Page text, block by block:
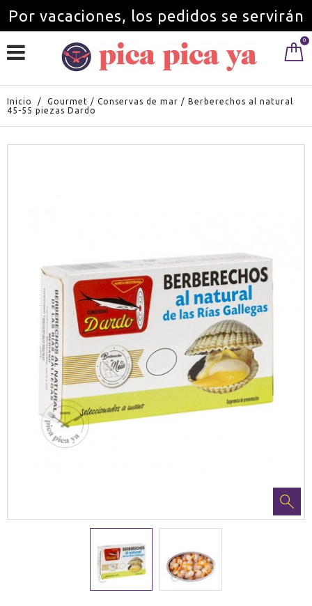
Por vacaciones, los pedidos se servirán
a partir del 1 de septiembre.
0
Inicio / Gourmet / Conservas de mar / Berberechos al natural
45-55 piezas Dardo